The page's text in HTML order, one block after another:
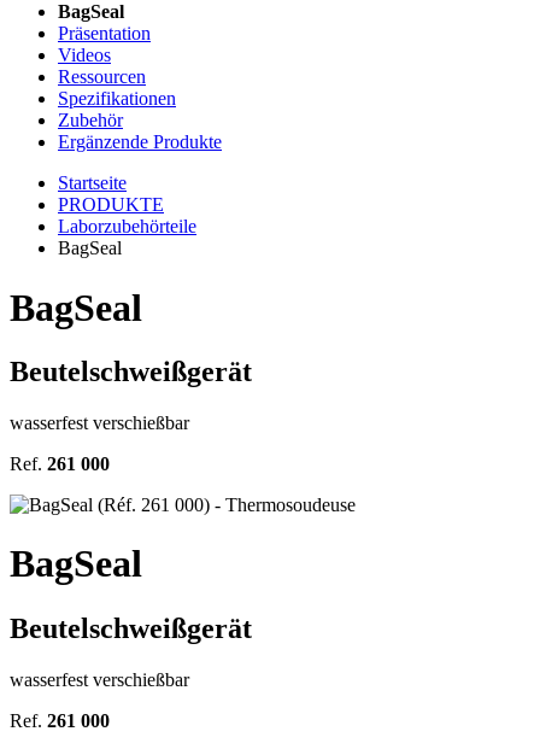
BagSeal
Präsentation
Videos
Ressourcen
Spezifikationen
Zubehör
Ergänzende Produkte
Startseite
PRODUKTE
Laborzubehörteile
BagSeal
BagSeal
Beutelschweißgerät
wasserfest verschießbar
Ref. 261 000
BagSeal
Beutelschweißgerät
wasserfest verschießbar
Ref. 261 000